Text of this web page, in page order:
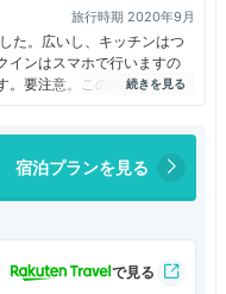
旅行時期 2020年9月
た。広いし、キッチンはつ
インはスマホで行いますの
要注意。この辺りはまとも
です。フロントは人によりま
宿泊プランを見る